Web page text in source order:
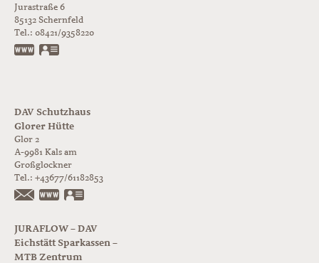
Jurastraße 6
85132 Schernfeld
Tel.: 08421/9358220
www.jurabloc.de
DAV Schutzhaus
Glorer Hütte
Glor 2
A-9981 Kals am
Großglockner
Tel.: +43677/61182853
https://www.glorer-huette.at/
JURAFLOW – DAV
Eichstätt Sparkassen –
MTB Zentrum